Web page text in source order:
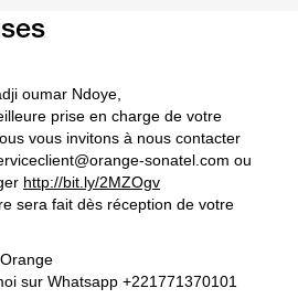
oumar Ndoye,
prise en charge de votre
vous invitons à nous contacter
sonatel.com ou
http://bit.ly/2MZOgv
sera fait dès réception de votre
sur Whatsapp +221771370101